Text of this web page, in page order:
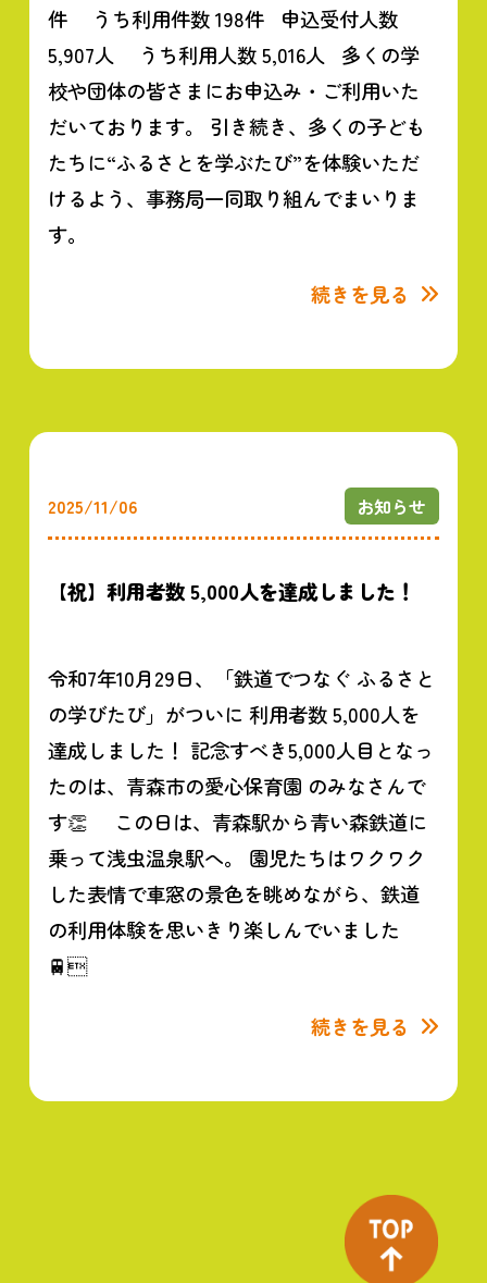
件 うち利用件数 198件 申込受付人数
5,907人 うち利用人数 5,016人 多くの学
校や団体の皆さまにお申込み・ご利用いた
だいております。 引き続き、多くの子ども
たちに“ふるさとを学ぶたび”を体験いただ
けるよう、事務局一同取り組んでまいりま
す。
続きを見る
2025/11/06 お知らせ
【祝】利用者数 5,000人を達成しました！
令和7年10月29日、「鉄道でつなぐ ふるさと
の学びたび」がついに 利用者数 5,000人を
達成しました！ 記念すべき5,000人目となっ
たのは、青森市の愛心保育園 のみなさんで
す👏 この日は、青森駅から青い森鉄道に
乗って浅虫温泉駅へ。 園児たちはワクワク
した表情で車窓の景色を眺めながら、鉄道
の利用体験を思いきり楽しんでいました
🚆
続きを見る